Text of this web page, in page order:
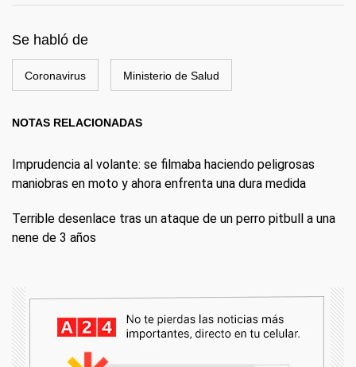
Se habló de
Coronavirus Ministerio de Salud
NOTAS RELACIONADAS
Imprudencia al volante: se filmaba haciendo peligrosas
maniobras en moto y ahora enfrenta una dura medida
Terrible desenlace tras un ataque de un perro pitbull a una
nene de 3 años